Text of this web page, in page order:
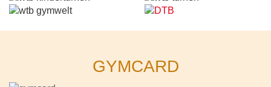
GYMCARD